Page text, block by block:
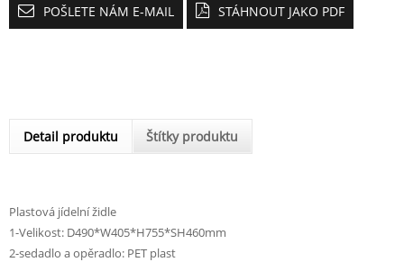
POŠLETE NÁM E-MAIL STÁHNOUT JAKO PDF
Detail produktu Štítky produktu
Plastová jídelní židle
1-Velikost: D490*W405*H755*SH460mm
2-sedadlo a opěradlo: PET plast